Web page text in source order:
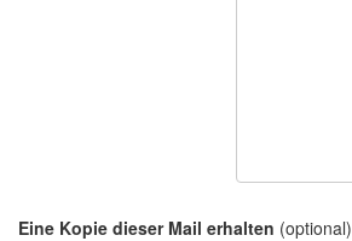
Eine Kopie dieser Mail erhalten (optional)